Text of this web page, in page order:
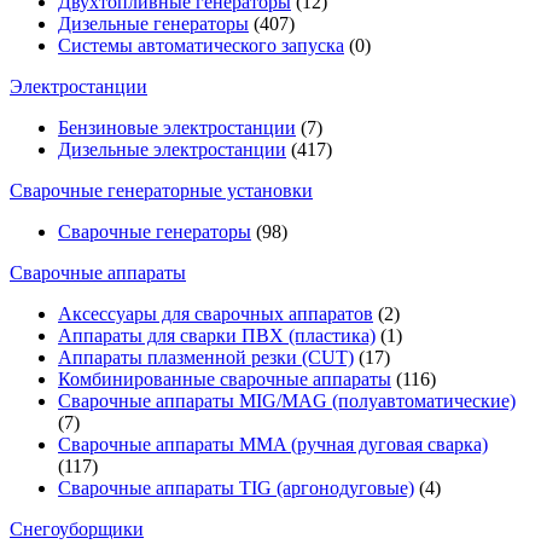
Дизельные генераторы (407)
Системы автоматического запуска (0)
Электростанции
Бензиновые электростанции (7)
Дизельные электростанции (417)
Сварочные генераторные установки
Сварочные генераторы (98)
Сварочные аппараты
Аксессуары для сварочных аппаратов (2)
Аппараты для сварки ПВХ (пластика) (1)
Аппараты плазменной резки (CUT) (17)
Комбинированные сварочные аппараты (116)
Сварочные аппараты MIG/MAG (полуавтоматические)
(7)
Сварочные аппараты MMA (ручная дуговая сварка)
(117)
Сварочные аппараты TIG (аргонодуговые) (4)
Снегоуборщики